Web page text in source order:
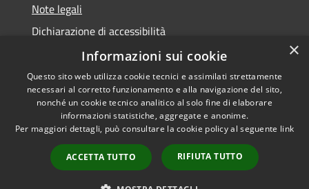
Note legali
Dichiarazione di accessibilità
Informative Privacy
RSS
Accessibilità
Copyright © 2026 • Comune di
Municipium•
Accesso
redazione
×
Informazioni sui cookie
Questo sito web utilizza cookie tecnici e assimilati strettamente
necessari al corretto funzionamento e alla navigazione del sito,
nonché un cookie tecnico analitico al solo fine di elaborare
informazioni statistiche, aggregate e anonime.
Per maggiori dettagli, può consultare la cookie policy al seguente link
ACCETTA TUTTO RIFIUTA TUTTO